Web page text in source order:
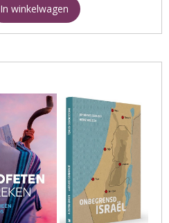
In winkelwagen